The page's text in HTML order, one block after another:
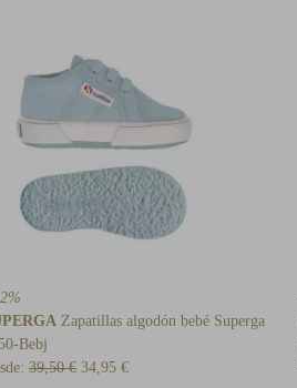
Zapatillas algodón bebé Superga
Bebj
39,50 € 34,95 €